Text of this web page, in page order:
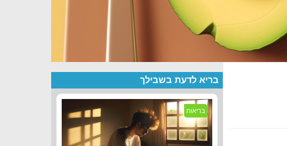
בריא לדעת בשבילך
בריאות